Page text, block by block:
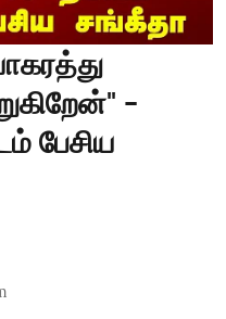
-
பேசிய